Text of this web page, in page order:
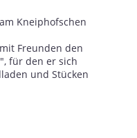
Kneiphofschen
Freunden den
für den er sich
und Stücken